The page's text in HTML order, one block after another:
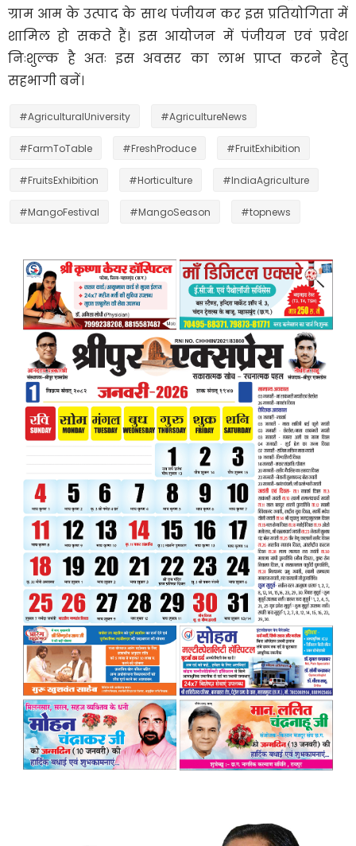
ग्राम आम के उत्पाद के साथ पंजीयन कर इस प्रतियोगिता में
शामिल हो सकते हैं। इस आयोजन में पंजीयन एवं प्रवेश
निःशुल्क है अतः इस अवसर का लाभ प्राप्त करने हेतु
सहभागी बनें।
#AgriculturalUniversity #AgricultureNews
#FarmToTable #FreshProduce #FruitExhibition
#FruitsExhibition #Horticulture #IndiaAgriculture
#MangoFestival #MangoSeason #topnews